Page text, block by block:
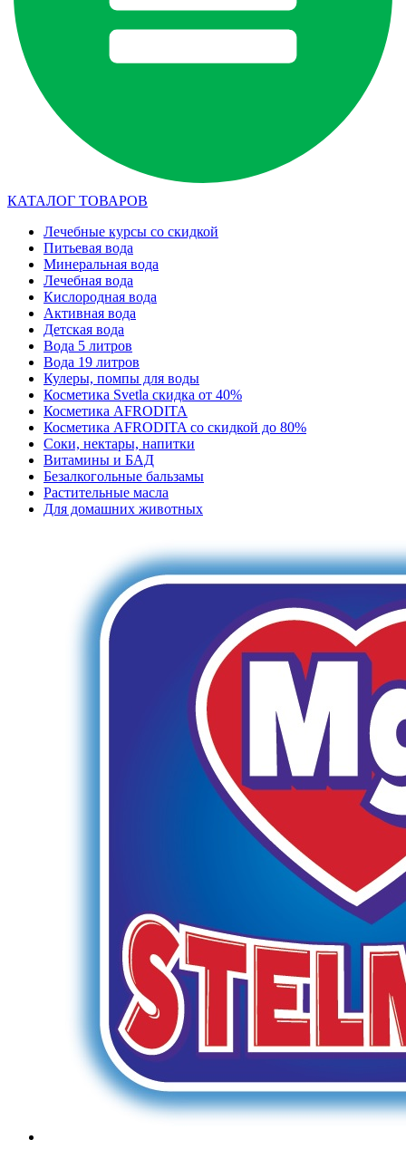
КАТАЛОГ ТОВАРОВ
Лечебные курсы со скидкой
Питьевая вода
Минеральная вода
Лечебная вода
Кислородная вода
Активная вода
Детская вода
Вода 5 литров
Вода 19 литров
Кулеры, помпы для воды
Косметика Svetla скидка от 40%
Косметика AFRODITA
Косметика AFRODITA со скидкой до 80%
Соки, нектары, напитки
Витамины и БАД
Безалкогольные бальзамы
Растительные масла
Для домашних животных